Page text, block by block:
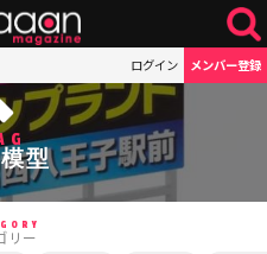
ログイン メンバー登録
型
リー